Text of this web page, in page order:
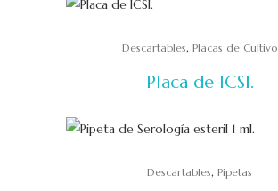
Descartables, Placas de Cultivo
Placa de ICSI.
Descartables, Pipetas